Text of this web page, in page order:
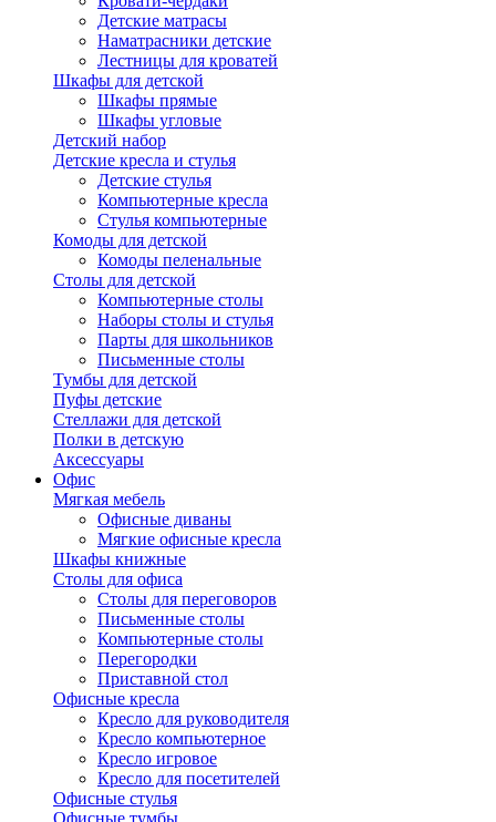
Детские матрасы
Наматрасники детские
Лестницы для кроватей
Шкафы для детской
Шкафы прямые
Шкафы угловые
Детский набор
Детские кресла и стулья
Детские стулья
Компьютерные кресла
Стулья компьютерные
Комоды для детской
Комоды пеленальные
Столы для детской
Компьютерные столы
Наборы столы и стулья
Парты для школьников
Письменные столы
Тумбы для детской
Пуфы детские
Стеллажи для детской
Полки в детскую
Аксессуары
Офис
Мягкая мебель
Офисные диваны
Мягкие офисные кресла
Шкафы книжные
Столы для офиса
Столы для переговоров
Письменные столы
Компьютерные столы
Перегородки
Приставной стол
Офисные кресла
Кресло для руководителя
Кресло компьютерное
Кресло игровое
Кресло для посетителей
Офисные стулья
Офисные тумбы